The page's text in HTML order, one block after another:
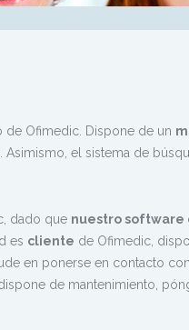
Ofimedic. Dispone de un
el sistema de
dado que nuestro software
es cliente de Ofimedic,
en ponerse en contacto
de mantenimiento,